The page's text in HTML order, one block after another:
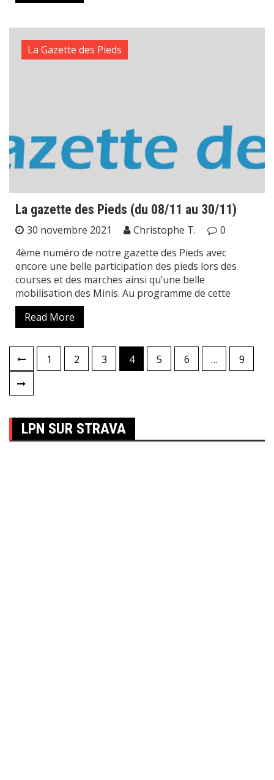
La Gazette des Pieds
La gazette des Pieds (du 08/11 au 30/11)
30 novembre 2021 Christophe T.
0
4ème numéro de notre gazette des Pieds avec
encore une belle participation des pieds lors des
courses et des marches ainsi qu’une belle
mobilisation des Minis. Au programme de cette
Read More
Pagination
des
1 2 3 4 5 6 … 9
LPN SUR STRAVA